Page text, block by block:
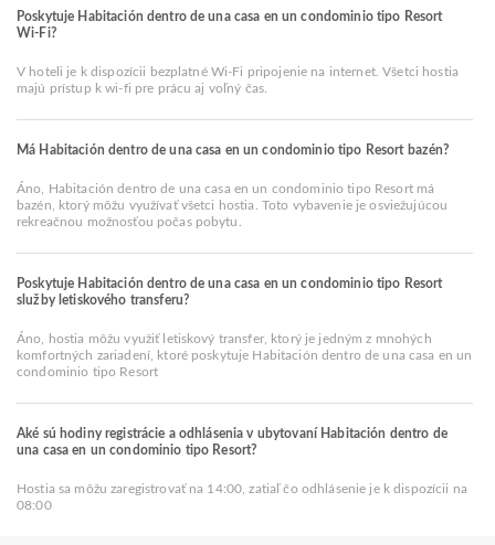
Poskytuje Habitación dentro de una casa en un condominio tipo Resort
Wi-Fi?
V hoteli je k dispozícii bezplatné Wi-Fi pripojenie na internet. Všetci hostia
majú prístup k wi-fi pre prácu aj voľný čas.
Má Habitación dentro de una casa en un condominio tipo Resort bazén?
Áno, Habitación dentro de una casa en un condominio tipo Resort má
bazén, ktorý môžu využívať všetci hostia. Toto vybavenie je osviežujúcou
rekreačnou možnosťou počas pobytu.
Poskytuje Habitación dentro de una casa en un condominio tipo Resort
služby letiskového transferu?
Áno, hostia môžu využiť letiskový transfer, ktorý je jedným z mnohých
komfortných zariadení, ktoré poskytuje Habitación dentro de una casa en un
condominio tipo Resort
Aké sú hodiny registrácie a odhlásenia v ubytovaní Habitación dentro de
una casa en un condominio tipo Resort?
Hostia sa môžu zaregistrovať na 14:00, zatiaľ čo odhlásenie je k dispozícii na
08:00